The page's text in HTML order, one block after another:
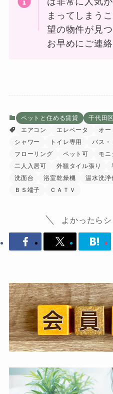
まってしまう
望の物件が見
お早めにご連絡
ペットと住める賃貸
千代田区
エアコン
エレベータ オー
シャワー
トイレ専用 バス・
フローリング
ペット可
モニ
二人入居可
外観タイル張り
洗面台
浴室乾燥機 温水洗浄
ＢＳ端子
ＣＡＴＶ
よかったらシ